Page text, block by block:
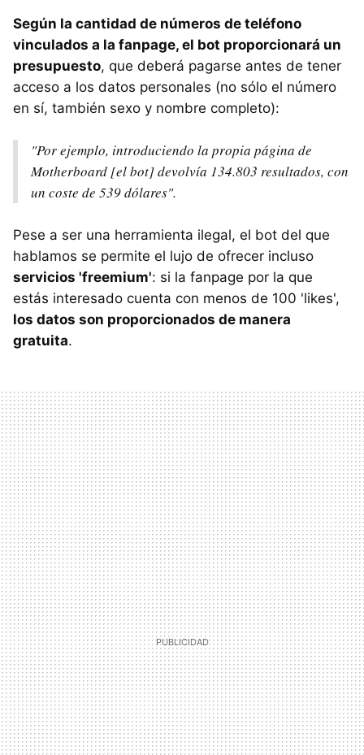
Según la cantidad de números de teléfono
vinculados a la fanpage, el bot proporcionará un
presupuesto, que deberá pagarse antes de tener
acceso a los datos personales (no sólo el número
en sí, también sexo y nombre completo):
"Por ejemplo, introduciendo la propia página de
Motherboard [el bot] devolvía 134.803 resultados, con
un coste de 539 dólares".
Pese a ser una herramienta ilegal, el bot del que
hablamos se permite el lujo de ofrecer incluso
servicios 'freemium': si la fanpage por la que
estás interesado cuenta con menos de 100 'likes',
los datos son proporcionados de manera
gratuita.